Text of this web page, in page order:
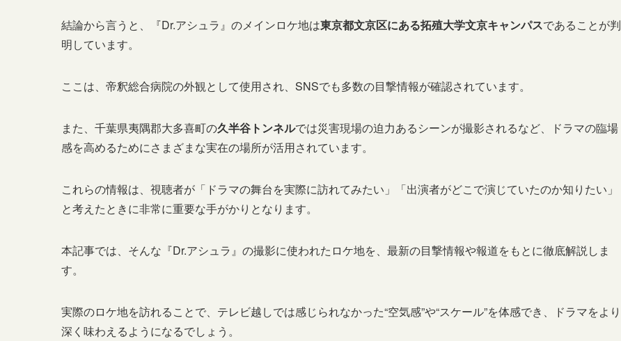
結論から言うと、『Dr.アシュラ』のメインロケ地は東京都文京区にある拓殖大学文京キャンパスであることが判
明しています。
ここは、帝釈総合病院の外観として使用され、SNSでも多数の目撃情報が確認されています。
また、千葉県夷隅郡大多喜町の久半谷トンネルでは災害現場の迫力あるシーンが撮影されるなど、ドラマの臨場
感を高めるためにさまざまな実在の場所が活用されています。
これらの情報は、視聴者が「ドラマの舞台を実際に訪れてみたい」「出演者がどこで演じていたのか知りたい」
と考えたときに非常に重要な手がかりとなります。
本記事では、そんな『Dr.アシュラ』の撮影に使われたロケ地を、最新の目撃情報や報道をもとに徹底解説しま
す。
実際のロケ地を訪れることで、テレビ越しでは感じられなかった“空気感”や“スケール”を体感でき、ドラマをより
深く味わえるようになるでしょう。